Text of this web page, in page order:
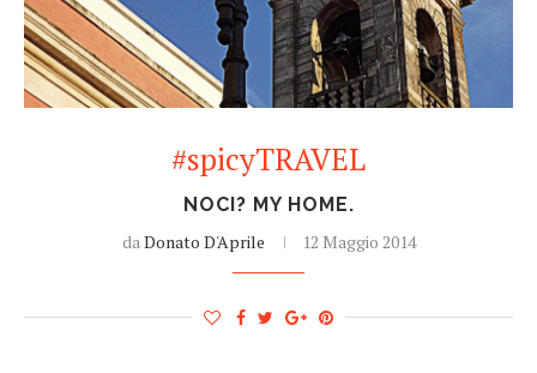
#spicyTRAVEL
NOCI? MY HOME.
daDonato D'Aprile 12 Maggio 2014